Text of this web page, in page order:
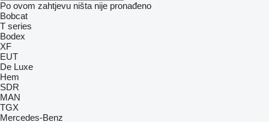
Po ovom zahtjevu ništa nije pronađeno
Bobcat
T series
Bodex
XF
EUT
De Luxe
Hem
SDR
MAN
TGX
Mercedes-Benz